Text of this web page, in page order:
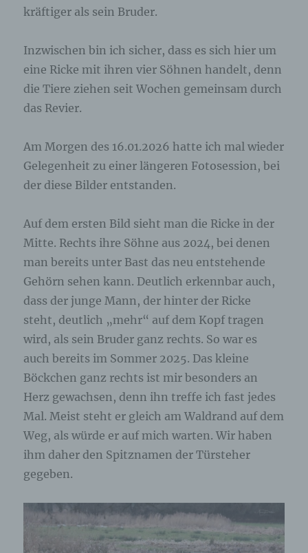
kräftiger als sein Bruder.
Inzwischen bin ich sicher, dass es sich hier um
eine Ricke mit ihren vier Söhnen handelt, denn
die Tiere ziehen seit Wochen gemeinsam durch
das Revier.
Am Morgen des 16.01.2026 hatte ich mal wieder
Gelegenheit zu einer längeren Fotosession, bei
der diese Bilder entstanden.
Auf dem ersten Bild sieht man die Ricke in der
Mitte. Rechts ihre Söhne aus 2024, bei denen
man bereits unter Bast das neu entstehende
Gehörn sehen kann. Deutlich erkennbar auch,
dass der junge Mann, der hinter der Ricke
steht, deutlich „mehr“ auf dem Kopf tragen
wird, als sein Bruder ganz rechts. So war es
auch bereits im Sommer 2025. Das kleine
Böckchen ganz rechts ist mir besonders an
Herz gewachsen, denn ihn treffe ich fast jedes
Mal. Meist steht er gleich am Waldrand auf dem
Weg, als würde er auf mich warten. Wir haben
ihm daher den Spitznamen der Türsteher
gegeben.